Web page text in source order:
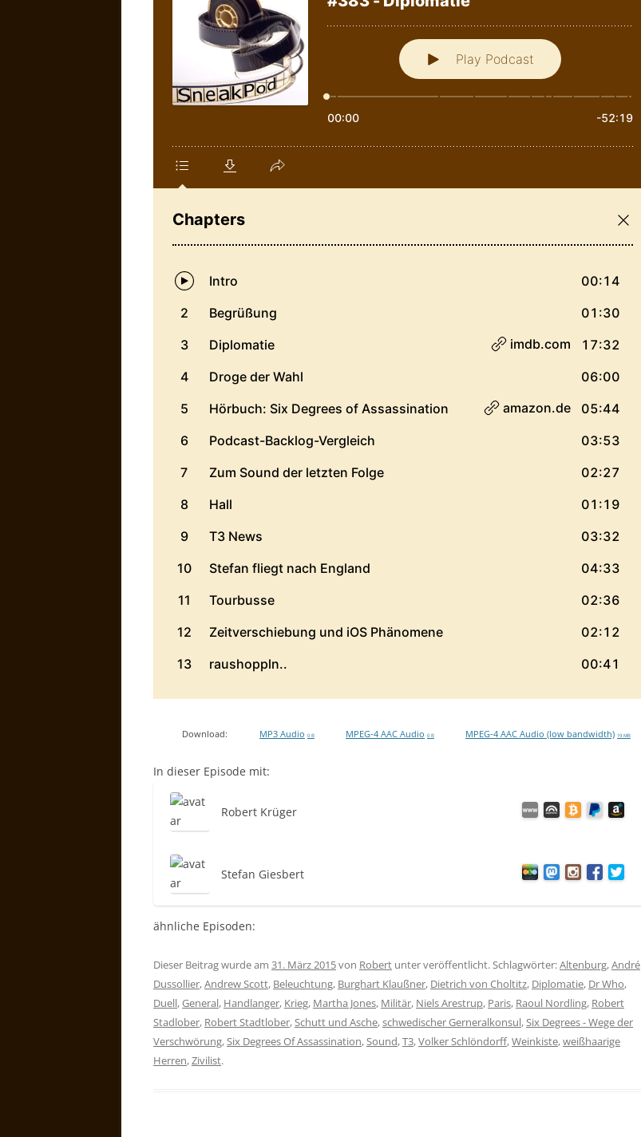
Download: MP3 Audio 0 B MPEG-4 AAC Audio 0 B MPEG-4 AAC Audio (low bandwidth) 19 MB
In dieser Episode mit:
Robert Krüger
Stefan Giesbert
ähnliche Episoden:
Dieser Beitrag wurde am 31. März 2015von Robert unter veröffentlicht. Schlagwörter:Altenburg,André
Dussollier,Andrew Scott, Beleuchtung, Burghart Klaußner, Dietrich von Choltitz, Diplomatie, Dr Who,
Duell,General, Handlanger, Krieg, Martha Jones, Militär, Niels Arestrup, Paris, Raoul Nordling, Robert
Stadlober, Robert Stadtlober,Schutt und Asche,schwedischer Gerneralkonsul,Six Degrees - Wege der
Verschwörung,Six Degrees Of Assassination,Sound,T3,Volker Schlöndorff,Weinkiste,weißhaarige
Herren,Zivilist.